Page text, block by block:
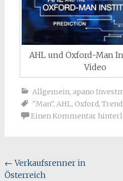
AHL und Oxford-Man
Video
Allgemein, apano
"Man", AHL, Oxford,
Einen Kommentar
Beitragsnavigation
← Verkaufsrenner in
Österreich